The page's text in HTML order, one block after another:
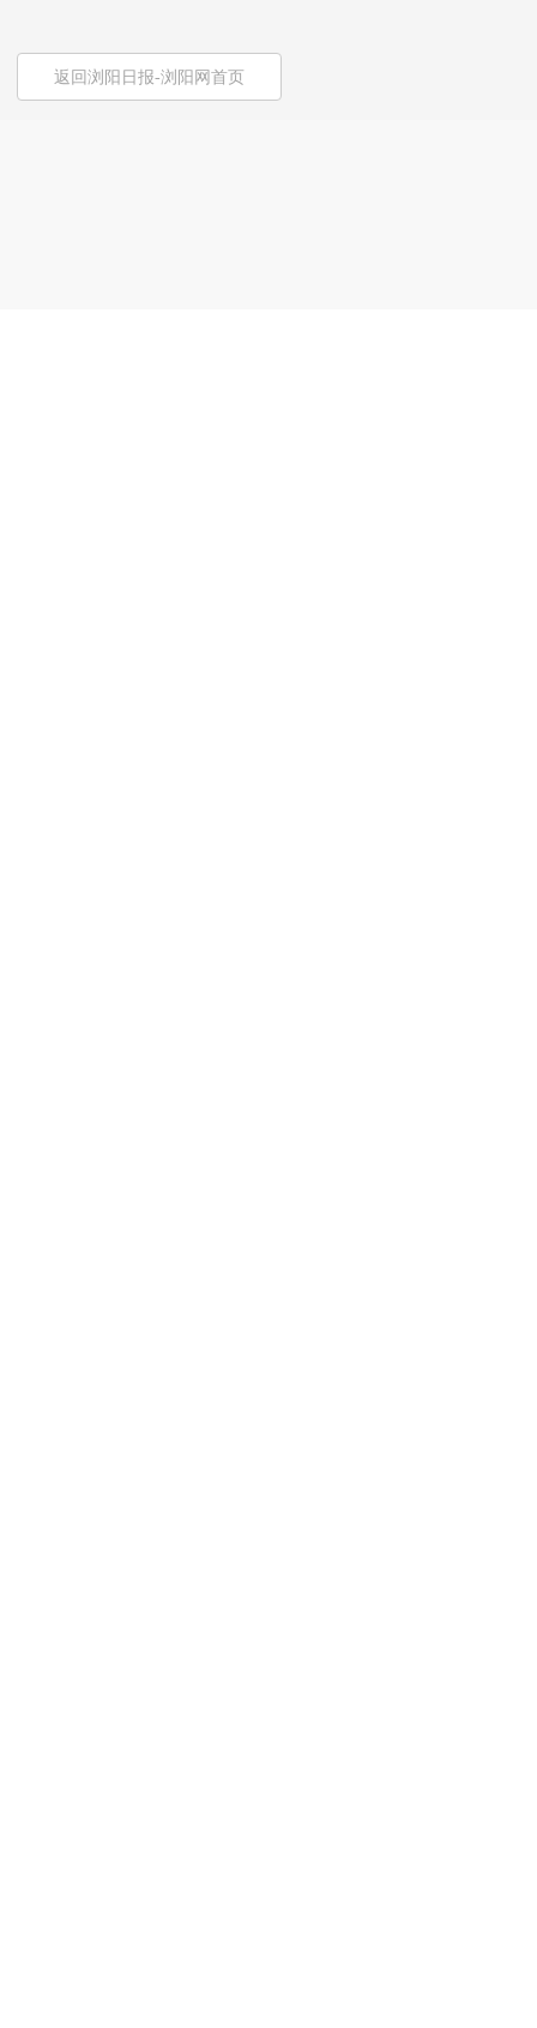
返回浏阳日报-浏阳网首页